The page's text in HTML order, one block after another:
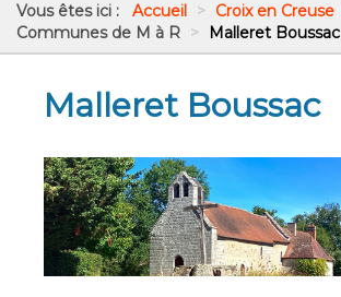
Vous êtes ici : Accueil > Croix en Creuse
Communes de M à R > Malleret Boussac
Malleret Boussac